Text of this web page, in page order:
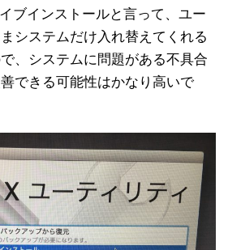
ブインストールと言って、ユー
システムだけ入れ替えてくれる
、システムに問題がある不具合
できる可能性はかなり高いで